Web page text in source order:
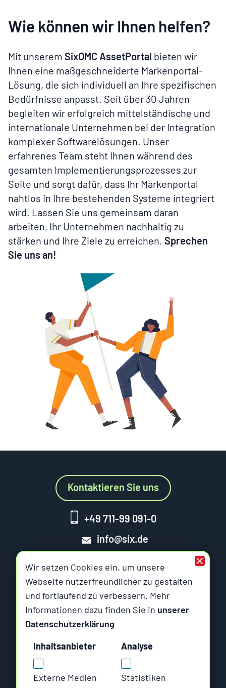
Wie können wir Ihnen helfen?
Mit unserem SixOMC AssetPortal bieten wir
Ihnen eine maßgeschneiderte Markenportal-
Lösung, die sich individuell an Ihre spezifischen
Bedürfnisse anpasst. Seit über 30 Jahren
begleiten wir erfolgreich mittelständische und
internationale Unternehmen bei der Integration
komplexer Softwarelösungen. Unser
erfahrenes Team steht Ihnen während des
gesamten Implementierungsprozesses zur
Seite und sorgt dafür, dass Ihr Markenportal
nahtlos in Ihre bestehenden Systeme integriert
wird. Lassen Sie uns gemeinsam daran
arbeiten, Ihr Unternehmen nachhaltig zu
stärken und Ihre Ziele zu erreichen. Sprechen
Sie uns an!
Six Offene Systeme
70565 Stuttgart
Rungestraße 19
Kontaktieren Sie uns
+49 711-99 091-0
info@six.de
Wir setzen Cookies ein, um unsere
Webseite nutzerfreundlicher zu gestalten
und fortlaufend zu verbessern. Mehr
Informationen dazu finden Sie in unserer
Datenschutzerklärung
Inhaltsanbieter
Externe Medien
Analyse
Statistiken